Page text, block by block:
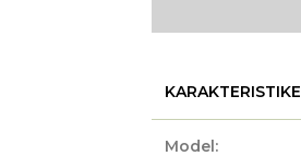
KARAKTERISTIKE
Model: